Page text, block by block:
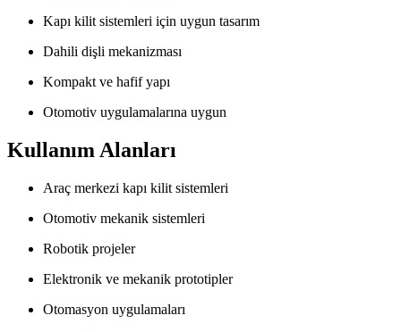
Kapı kilit sistemleri için uygun tasarım
Dahili dişli mekanizması
Kompakt ve hafif yapı
Otomotiv uygulamalarına uygun
Kullanım Alanları
Araç merkezi kapı kilit sistemleri
Otomotiv mekanik sistemleri
Robotik projeler
Elektronik ve mekanik prototipler
Otomasyon uygulamaları